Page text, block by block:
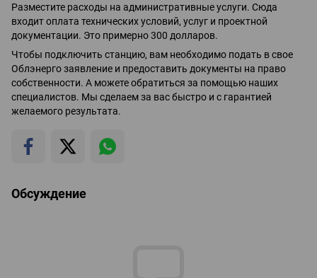
Разместите расходы на административные услуги. Сюда
входит оплата технических условий, услуг и проектной
документации. Это примерно 300 долларов.
Чтобы подключить станцию, вам необходимо подать в свое
Облэнерго заявление и предоставить документы на право
собственности. А можете обратиться за помощью наших
специалистов. Мы сделаем за вас быстро и с гарантией
желаемого результата.
Обсуждение